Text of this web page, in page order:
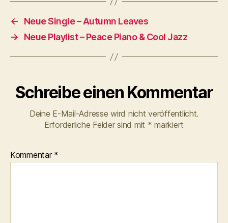
←
Neue Single – Autumn Leaves
→
Neue Playlist – Peace Piano & Cool Jazz
Schreibe einen Kommentar
Deine E-Mail-Adresse wird nicht veröffentlicht.
Erforderliche Felder sind mit * markiert
Kommentar *